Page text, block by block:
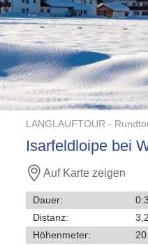
LANGLAUFTOUR -
Isarfeldloipe bei
Auf Karte zeigen
Dauer:
Distanz:
Höhenmeter: